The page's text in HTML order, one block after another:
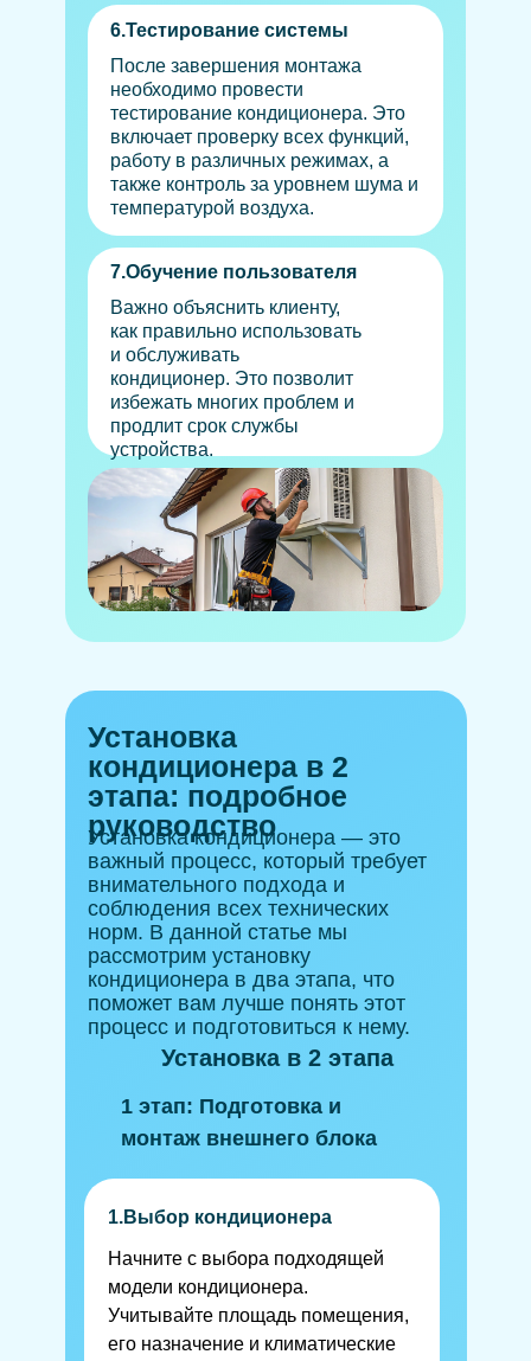
1 этап: Подготовка и
монтаж внешнего блока
Установка кондиционера — это
важный процесс, который требует
внимательного подхода и
соблюдения всех технических
норм. В данной статье мы
рассмотрим установку
кондиционера в два этапа, что
поможет вам лучше понять этот
процесс и подготовиться к нему.
Установка в 2 этапа
1.Выбор кондиционера
Начните с выбора подходящей
модели кондиционера.
Учитывайте площадь помещения,
его назначение и климатические
Установка
кондиционера в 2
этапа: подробное
руководство
Важно объяснить клиенту,
как правильно использовать
и обслуживать
кондиционер. Это позволит
избежать многих проблем и
продлит срок службы
устройства.
7.Обучение пользователя
После завершения монтажа
необходимо провести
тестирование кондиционера. Это
включает проверку всех функций,
работу в различных режимах, а
также контроль за уровнем шума и
температурой воздуха.
6.Тестирование системы